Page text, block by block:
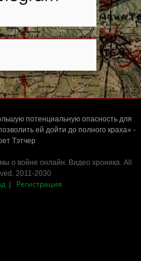
потенциальную опасность для
ей дойти до полного краха» -
Тэтчер
о войне онлайн. Видео хроника. All
2011-2030
Регистрация